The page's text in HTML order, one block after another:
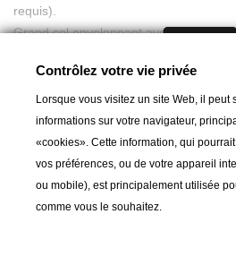
requis).
Grand col enveloppant avec flottabilité
Sangle sous-cutale.
Pour votre p'tit mousse... gilet
Les 2 types de gilets répondent aux
norme CE ; ils assurent tous les deux
soutiennent efficacement la tête hors
automatique ; même si l'enfant tombe
A partir de : 41,00 CHF
Contrôlez votre vie privée
Lorsque vous visitez un site Web, il peut
informations sur votre navigateur,
«cookies». Cette information, qui
vos préférences, ou de votre appareil
ou mobile), est principalement utilisée
comme vous le souhaitez.